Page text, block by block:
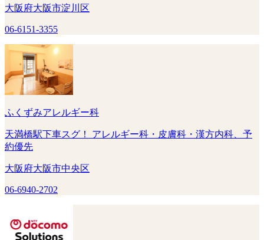
大阪府大阪市淀川区
06-6151-3355
ふくずみアレルギー科
天満橋駅下車スグ！ アレルギー科・皮膚科・漢方内科、予
約優先
大阪府大阪市中央区
06-6940-2702